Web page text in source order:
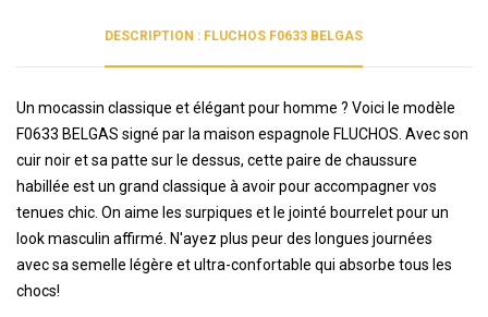
DESCRIPTION : FLUCHOS F0633 BELGAS
Un mocassin classique et élégant pour homme ? Voici le modèle
F0633 BELGAS signé par la maison espagnole FLUCHOS. Avec son
cuir noir et sa patte sur le dessus, cette paire de chaussure
habillée est un grand classique à avoir pour accompagner vos
tenues chic. On aime les surpiques et le jointé bourrelet pour un
look masculin affirmé. N'ayez plus peur des longues journées
avec sa semelle légère et ultra-confortable qui absorbe tous les
chocs!